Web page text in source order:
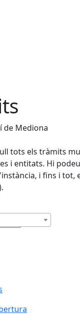
de Mediona
tots els tràmits
i entitats. Hi
i fins i